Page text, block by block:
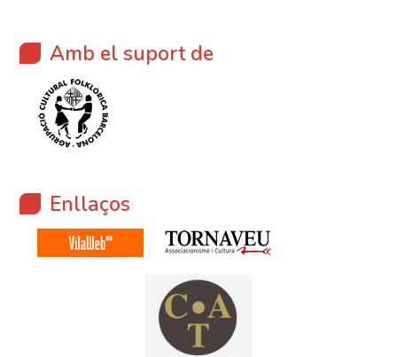
Amb el suport de
Enllaços